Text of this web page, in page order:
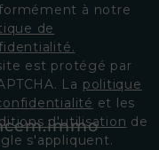
à notre
de
est protégé par
La politique
et les
d'utilisation de
s'appliquent.